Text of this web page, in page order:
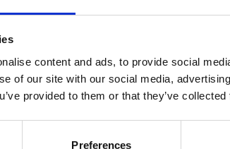
content and ads, to provide social
of our site with our social media,
provided to them or that they’ve
Preferences